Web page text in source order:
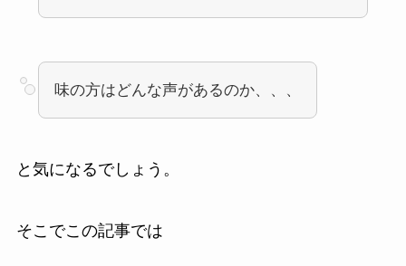
味の方はどんな声があるのか、、、
と気になるでしょう。
そこでこの記事では